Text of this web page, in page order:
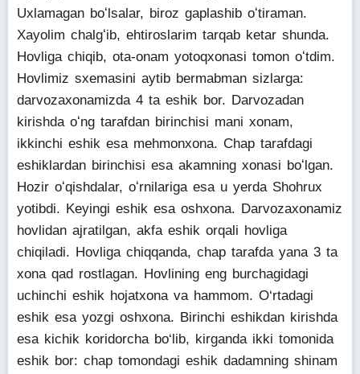
Uxlamagan boʻlsalar, biroz gaplashib oʻtiraman.
Xayolim chalgʻib, ehtiroslarim tarqab ketar shunda.
Hovliga chiqib, ota-onam yotoqxonasi tomon oʻtdim.
Hovlimiz sxemasini aytib bermabman sizlarga:
darvozaxonamizda 4 ta eshik bor. Darvozadan
kirishda oʻng tarafdan birinchisi mani xonam,
ikkinchi eshik esa mehmonxona. Chap tarafdagi
eshiklardan birinchisi esa akamning xonasi boʻlgan.
Hozir oʻqishdalar, oʻrnilariga esa u yerda Shohrux
yotibdi. Keyingi eshik esa oshxona. Darvozaxonamiz
hovlidan ajratilgan, akfa eshik orqali hovliga
chiqiladi. Hovliga chiqqanda, chap tarafda yana 3 ta
xona qad rostlagan. Hovlining eng burchagidagi
uchinchi eshik hojatxona va hammom. O‘rtadagi
eshik esa yozgi oshxona. Birinchi eshikdan kirishda
esa kichik koridorcha bo‘lib, kirganda ikki tomonida
eshik bor: chap tomondagi eshik dadamning shinam